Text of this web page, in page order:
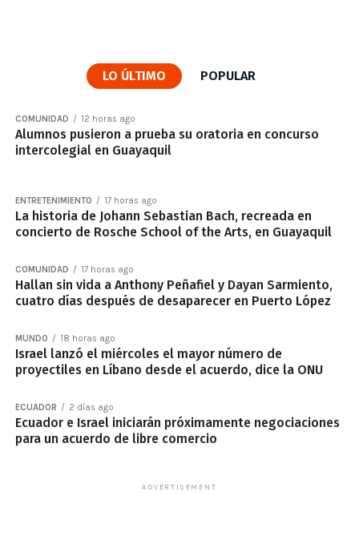
LO ÚLTIMO POPULAR
COMUNIDAD 12 horas ago
Alumnos pusieron a prueba su oratoria en concurso
intercolegial en Guayaquil
ENTRETENIMIENTO 17 horas ago
La historia de Johann Sebastian Bach, recreada en
concierto de Rosche School of the Arts, en Guayaquil
COMUNIDAD 17 horas ago
Hallan sin vida a Anthony Peñafiel y Dayan Sarmiento,
cuatro días después de desaparecer en Puerto López
MUNDO 18 horas ago
Israel lanzó el miércoles el mayor número de
proyectiles en Líbano desde el acuerdo, dice la ONU
ECUADOR 2 días ago
Ecuador e Israel iniciarán próximamente negociaciones
para un acuerdo de libre comercio
ADVERTISEMENT